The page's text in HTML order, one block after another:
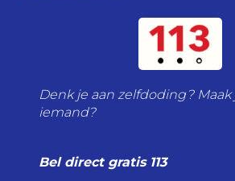
Denk je aan zelfdoding?
iemand?
Bel direct gratis 113